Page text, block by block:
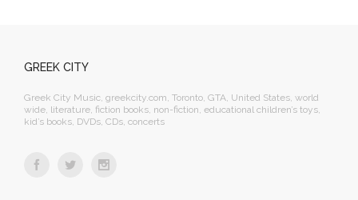
GREEK CITY
Greek City Music, greekcity.com, Toronto, GTA, United States, world
wide, literature, fiction books, non-fiction, educational children’s toys,
kid’s books, DVDs, CDs, concerts